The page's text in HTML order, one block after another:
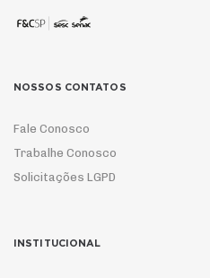
NOSSOS CONTATOS
Fale Conosco
Trabalhe Conosco
Solicitações LGPD
INSTITUCIONAL